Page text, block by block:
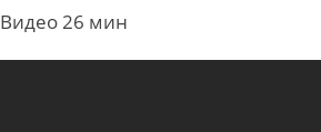
Видео 26 мин